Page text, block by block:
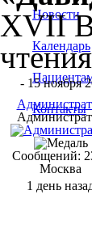
Новости
Календарь
Контакты
XVII
- 15 ноября
Сообщений:
Москва
1 день